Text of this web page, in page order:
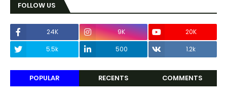
FOLLOW US
24K 9K
20K
5.5k
500 1.2k
POPULAR RECENTS COMMENTS